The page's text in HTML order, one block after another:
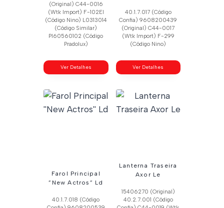
(Original) C44-0016
(Wtk Import) F-102El
(Código Nino) L0313014
(Código Similar)
Pl60560102 (Código
Pradolux)
Ver Detalhes
40.1.7.017 (Código
Confia) 9608200439
(Original) C44-0017
(Wtk Import) F-299
(Código Nino)
Ver Detalhes
Farol Principal
”New Actros” Ld
40.1.7.018 (Código
Lanterna Traseira
Axor Le
15406270 (Original)
40.2.7.001 (Código